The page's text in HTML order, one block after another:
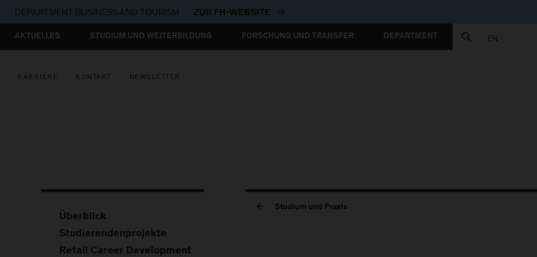
DEPARTMENT BUSINESS AND TOURISM ZUR FH-WEBSITE ZUR FH-WEBSITE
AKTUELLES STUDIUM UND WEITERBILDUNG FORSCHUNG UND TRANSFER DEPARTMENT EN
KARRIERE KONTAKT NEWSLETTER
Studium und Praxis
Überblick
Studierendenprojekte
Retail Career Development